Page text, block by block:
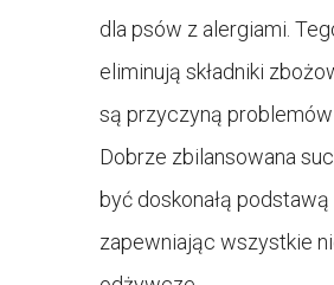
dla psów z alergiami.
eliminują składniki
są przyczyną
Dobrze zbilansowana
być doskonałą
zapewniając wszystkie